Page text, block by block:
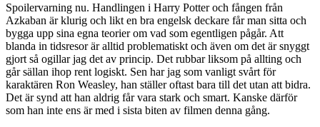
Spoilervarning nu. Handlingen i Harry Potter och fången från
Azkaban är klurig och likt en bra engelsk deckare får man sitta och
bygga upp sina egna teorier om vad som egentligen pågår. Att
blanda in tidsresor är alltid problematiskt och även om det är snyggt
gjort så ogillar jag det av princip. Det rubbar liksom på allting och
går sällan ihop rent logiskt. Sen har jag som vanligt svårt för
karaktären Ron Weasley, han ställer oftast bara till det utan att bidra.
Det är synd att han aldrig får vara stark och smart. Kanske därför
som han inte ens är med i sista biten av filmen denna gång.